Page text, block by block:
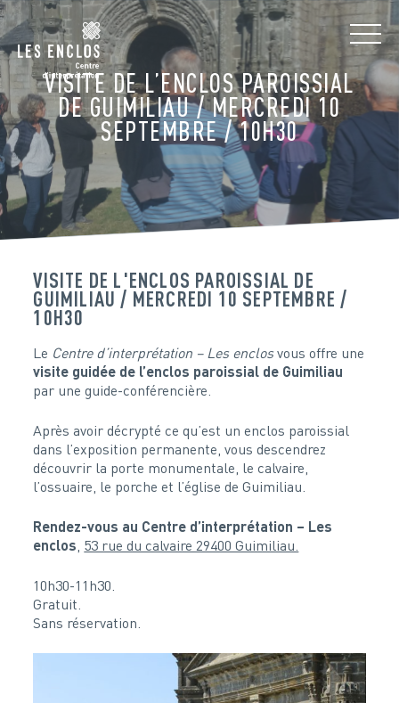
VISITE DE L’ENCLOS PAROISSIAL
DE GUIMILIAU / MERCREDI 10
SEPTEMBRE / 10H30
VISITE DE L'ENCLOS PAROISSIAL DE
GUIMILIAU / MERCREDI 10 SEPTEMBRE /
10H30
Le Centre d’interprétation – Les enclosvous offre une
visite guidée de l’enclos paroissial de Guimiliau
par une guide-conférencière.
Après avoir décrypté ce qu’est un enclos paroissial
dans l’exposition permanente, vous descendrez
découvrir la porte monumentale, le calvaire,
l’ossuaire, le porche et l’église de Guimiliau.
Rendez-vous au Centre d’interprétation – Les
enclos 53 rue du calvaire 29400 Guimiliau.
10h30-11h30.
Gratuit.
Sans réservation.